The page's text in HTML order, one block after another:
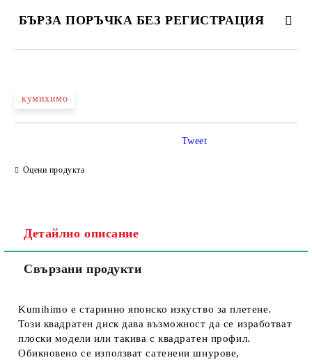
БЪРЗА ПОРЪЧКА БЕЗ РЕГИСТРАЦИЯ
кумихимо
Оцени продукта
Tweet
Детайлно описание
Свързани продукти
Kumihimo е старинно японско изкуство за плетене.
Този квадратен диск дава възможност да се изработват
плоски модели или такива с квадратен профил.
Обикновено се използват сатенени шнурове,